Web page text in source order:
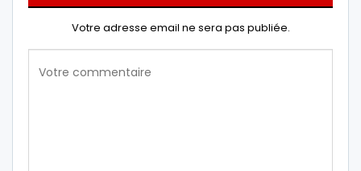
Votre adresse email ne sera pas publiée.